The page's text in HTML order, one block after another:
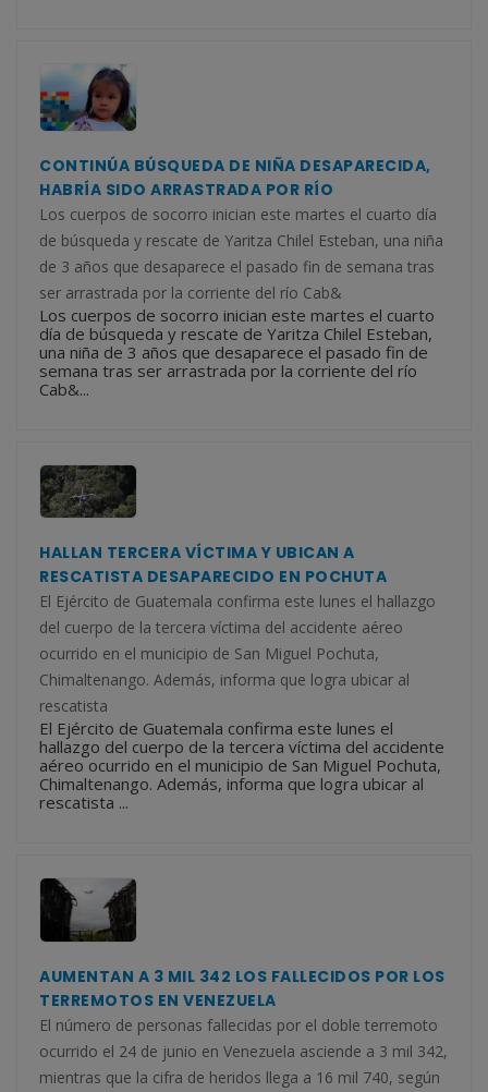
CONTINÚA BÚSQUEDA DE NIÑA DESAPARECIDA,
HABRÍA SIDO ARRASTRADA POR RÍO
Los cuerpos de socorro inician este martes el cuarto día
de búsqueda y rescate de Yaritza Chilel Esteban, una niña
de 3 años que desaparece el pasado fin de semana tras
ser arrastrada por la corriente del río Cab&
Los cuerpos de socorro inician este martes el cuarto
día de búsqueda y rescate de Yaritza Chilel Esteban,
una niña de 3 años que desaparece el pasado fin de
semana tras ser arrastrada por la corriente del río
Cab&...
HALLAN TERCERA VÍCTIMA Y UBICAN A
RESCATISTA DESAPARECIDO EN POCHUTA
El Ejército de Guatemala confirma este lunes el hallazgo
del cuerpo de la tercera víctima del accidente aéreo
ocurrido en el municipio de San Miguel Pochuta,
Chimaltenango. Además, informa que logra ubicar al
rescatista
El Ejército de Guatemala confirma este lunes el
hallazgo del cuerpo de la tercera víctima del accidente
aéreo ocurrido en el municipio de San Miguel Pochuta,
Chimaltenango. Además, informa que logra ubicar al
rescatista ...
AUMENTAN A 3 MIL 342 LOS FALLECIDOS POR LOS
TERREMOTOS EN VENEZUELA
El número de personas fallecidas por el doble terremoto
ocurrido el 24 de junio en Venezuela asciende a 3 mil 342,
mientras que la cifra de heridos llega a 16 mil 740, según